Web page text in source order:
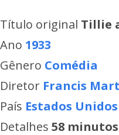
Título original Tillie
Ano 1933
Gênero Comédia
Diretor Francis
País Estados Unidos
Detalhes 58